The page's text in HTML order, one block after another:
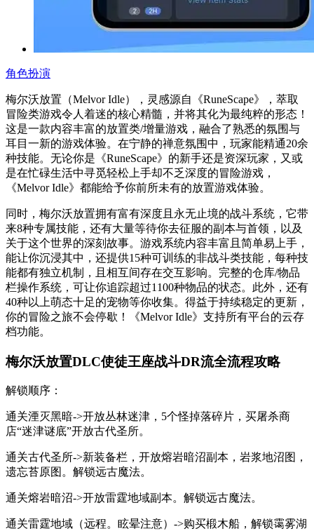
角色扮演
梅尔沃放置（Melvor Idle），灵感源自《RuneScape》，萃取
冒险类游戏令人着迷的核心精髓，并将其化为最纯粹的形态！
这是一款内容丰富的放置类/增量游戏，融合了熟悉的氛围与
耳目一新的游戏体验。在宁静的禅意氛围中，玩家能精通20余
种技能。无论你是《RuneScape》的新手还是资深玩家，又或
是在忙碌生活中寻觅轻松上手却不乏深度的冒险游戏，
《Melvor Idle》都能给予你前所未有的放置游戏体验。
同时，梅尔沃放置拥有富有深度且永无止境的战斗系统，它带
来8种专属技能，还有大量等待你去征服的副本与首领，以及
关于这个世界的深刻故事。游戏系统内容丰富且简单易上手，
能让你沉浸其中，还提供15种可训练的非战斗类技能，每种技
能都有独立机制，且相互间存在交互影响。完整的仓库/物品
栏操作系统，可让你追踪超过1100种物品的状态。此外，还有
40种以上萌态十足的宠物等你收集。得益于持续稳定的更新，
你的冒险之旅不会停歇！《Melvor Idle》支持所有平台的云存
档功能。
梅尔沃放置DLC使徒王座战斗DR流全流程攻略
解锁顺序：
通关湮灭黑暗->开放丛林迷津，5个怪掉落碎片，买屠杀商
店“迷津谜底”开放古代圣所。
通关古代圣所->新装备栏，开放熔岩暗沼副本，岩浆地沼图，
遗忘苔原图。解锁远古魔法。
通关熔岩暗沼->开放雷霆地域副本。解锁远古魔法。
通关雷霆地域（远程。眩晕注意）->购买椴木船，解锁霭雾湖